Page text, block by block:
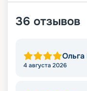
36 отзывов
Ольга
4 августа 2026